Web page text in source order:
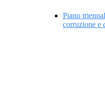
Piano
corruzione e